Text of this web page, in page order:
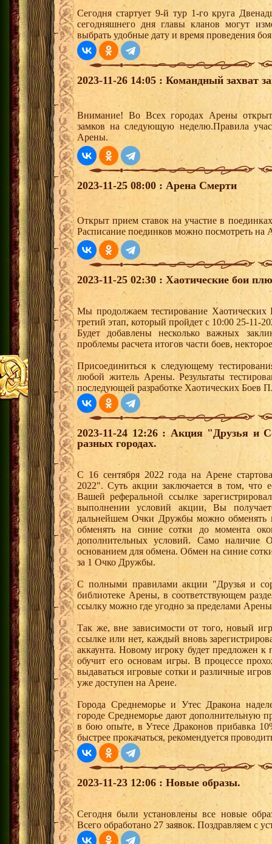
Сегодня стартует 9-й тур 1-го круга
сегодняшнего дня главы кланов могут
выбрать удобные дату и время проведения
2023-11-26 14:05 : Командный захват
Внимание! Во Всех городах Арены
замков на следующую неделю.Правила
Арены.
2023-11-25 08:00 : Арена Смерти
Открыт прием ставок на участие в
Расписание поединков можно посмотреть на
2023-11-25 02:30 : Хаотические бои
Мы продолжаем тестирование
третий этап, который пройдет с 10:00 25-11-
Будет добавлены несколько важных
проблемы расчета итогов части боев,
Присоединиться к следующему
любой житель Арены. Результаты
последующей разработке Хаотических Боев
2023-11-24 12:26 : Акция "Друзья и
разных городах.
С 16 сентября 2022 года на Арене
2022". Суть акции заключается в том, что
Вашей реферальной ссылке
выполнении условий акции, Вы
дальнейшем Очки Дружбы можно
обменять на синие сотки до момента
дополнительных условий. Само наличие
основанием для обмена. Обмен на синие
за 1 Очко Дружбы.
С полными правилами акции "Друзья и
библиотеке Арены, в соответствующем
ссылку можно где угодно за пределами
Так же, вне зависимости от того, новый
ссылке или нет, каждый вновь
аккаунта. Новому игроку будет предложен
обучит его основам игры. В процессе
выдаваться игровые сотки и различные
уже доступен на Арене.
Города Среднеморье и Утес Дракона
городе Среднеморье дают дополнительную
в бою опыте, в Утесе Драконов прибавка
быстрее прокачаться, рекомендуется
2023-11-23 12:06 : Новые образы.
Сегодня были установлены все новые
Всего обработано 27 заявок. Поздравляем с